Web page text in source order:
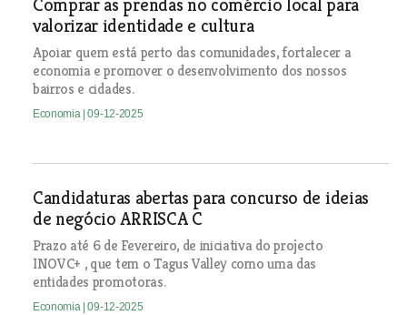
Comprar as prendas no comércio local para
valorizar identidade e cultura
Apoiar quem está perto das comunidades, fortalecer a
economia e promover o desenvolvimento dos nossos
bairros e cidades.
Economia | 09-12-2025
Candidaturas abertas para concurso de ideias
de negócio ARRISCA C
Prazo até 6 de Fevereiro, de iniciativa do projecto
INOVC+ , que tem o Tagus Valley como uma das
entidades promotoras.
Economia | 09-12-2025